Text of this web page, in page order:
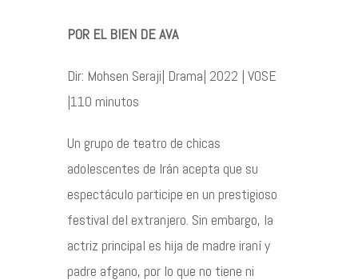
POR EL BIEN DE AVA
Dir: Mohsen Seraji| Drama| 2022 | VOSE
|110 minutos
Un grupo de teatro de chicas
adolescentes de Irán acepta que su
espectáculo participe en un prestigioso
festival del extranjero. Sin embargo, la
actriz principal es hija de madre iraní y
padre afgano, por lo que no tiene ni
©2026 COPYRIGHT FLOTHEMES